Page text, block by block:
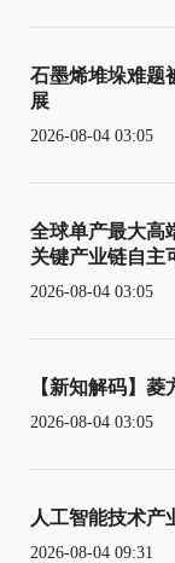
石墨烯堆垛难题
展
2026-08-04 03:05
全球单产最大高
关键产业链自主
2026-08-04 03:05
【新知解码】
2026-08-04 03:05
人工智能技术产
2026-08-04 09:31